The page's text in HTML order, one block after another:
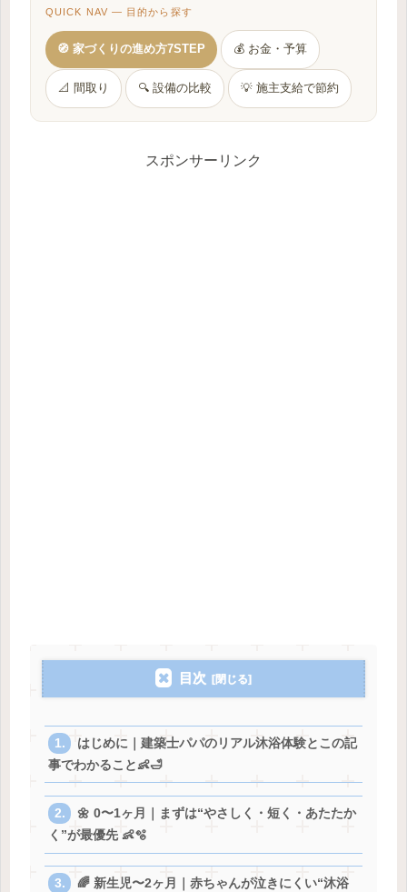
QUICK NAV — 目的から探す
🧭 家づくりの進め方7STEP 💰 お金・予算
📐 間取り 🔍 設備の比較 💡 施主支給で節約
スポンサーリンク
目次
はじめに｜建築士パパのリアル沐浴体験とこの記
事でわかること👶🛁
🌼 0〜1ヶ月｜まずは“やさしく・短く・あたたか
く”が最優先 👶🫧
🌈 新生児〜2ヶ月｜赤ちゃんが泣きにくい“沐浴